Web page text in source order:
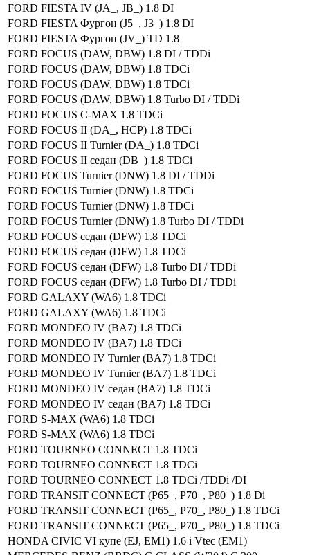
FORD FIESTA IV (JA_, JB_) 1.8 DI
FORD FIESTA Фургон (J5_, J3_) 1.8 DI
FORD FIESTA Фургон (JV_) TD 1.8
FORD FOCUS (DAW, DBW) 1.8 DI / TDDi
FORD FOCUS (DAW, DBW) 1.8 TDCi
FORD FOCUS (DAW, DBW) 1.8 TDCi
FORD FOCUS (DAW, DBW) 1.8 Turbo DI / TDDi
FORD FOCUS C-MAX 1.8 TDCi
FORD FOCUS II (DA_, HCP) 1.8 TDCi
FORD FOCUS II Turnier (DA_) 1.8 TDCi
FORD FOCUS II седан (DB_) 1.8 TDCi
FORD FOCUS Turnier (DNW) 1.8 DI / TDDi
FORD FOCUS Turnier (DNW) 1.8 TDCi
FORD FOCUS Turnier (DNW) 1.8 TDCi
FORD FOCUS Turnier (DNW) 1.8 Turbo DI / TDDi
FORD FOCUS седан (DFW) 1.8 TDCi
FORD FOCUS седан (DFW) 1.8 TDCi
FORD FOCUS седан (DFW) 1.8 Turbo DI / TDDi
FORD FOCUS седан (DFW) 1.8 Turbo DI / TDDi
FORD GALAXY (WA6) 1.8 TDCi
FORD GALAXY (WA6) 1.8 TDCi
FORD MONDEO IV (BA7) 1.8 TDCi
FORD MONDEO IV (BA7) 1.8 TDCi
FORD MONDEO IV Turnier (BA7) 1.8 TDCi
FORD MONDEO IV Turnier (BA7) 1.8 TDCi
FORD MONDEO IV седан (BA7) 1.8 TDCi
FORD MONDEO IV седан (BA7) 1.8 TDCi
FORD S-MAX (WA6) 1.8 TDCi
FORD S-MAX (WA6) 1.8 TDCi
FORD TOURNEO CONNECT 1.8 TDCi
FORD TOURNEO CONNECT 1.8 TDCi
FORD TOURNEO CONNECT 1.8 TDCi /TDDi /DI
FORD TRANSIT CONNECT (P65_, P70_, P80_) 1.8 Di
FORD TRANSIT CONNECT (P65_, P70_, P80_) 1.8 TDCi
FORD TRANSIT CONNECT (P65_, P70_, P80_) 1.8 TDCi
HONDA CIVIC VI купе (EJ, EM1) 1.6 i Vtec (EM1)